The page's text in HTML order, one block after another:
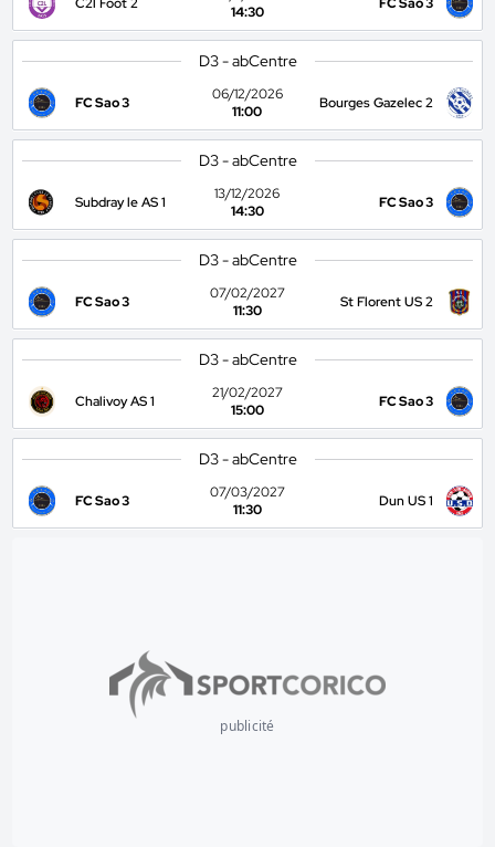
14:30
D3 - abCentre
FC Sao 3
06/12/2026
11:00
Bourges Gazelec 2
D3 - abCentre
Subdray le AS 1
13/12/2026
14:30
FC Sao 3
D3 - abCentre
FC Sao 3
07/02/2027
11:30
St Florent US 2
D3 - abCentre
Chalivoy AS 1
21/02/2027
15:00
FC Sao 3
D3 - abCentre
FC Sao 3
07/03/2027
11:30
Dun US 1
publicité